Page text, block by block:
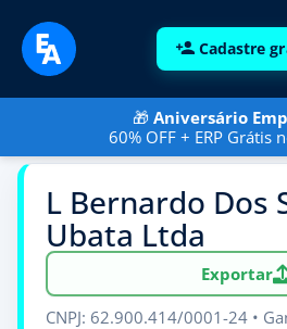
Cadastre
🎁 Aniversário
60% OFF + ERP Grátis
L Bernardo Dos
Ubata Ltda
Exportar
CNPJ: 62.900.414/0001-24 •